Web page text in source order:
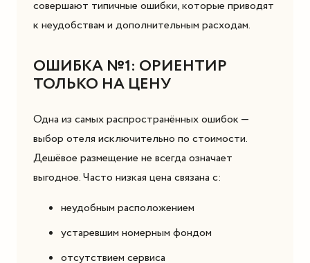
совершают типичные ошибки, которые приводят
к неудобствам и дополнительным расходам.
ОШИБКА №1: ОРИЕНТИР
ТОЛЬКО НА ЦЕНУ
Одна из самых распространённых ошибок —
выбор отеля исключительно по стоимости.
Дешёвое размещение не всегда означает
выгодное. Часто низкая цена связана с:
неудобным расположением
устаревшим номерным фондом
отсутствием сервиса